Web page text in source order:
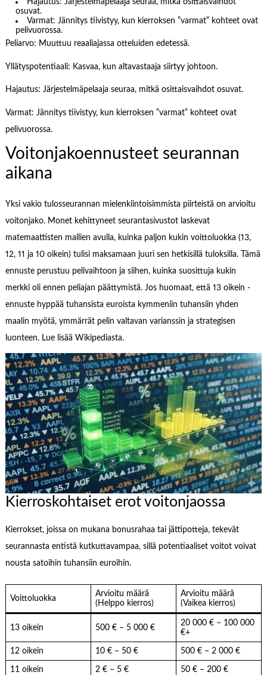
Hajautus: Järjestelmäpelaaja seuraa, mitkä osittaisvaihdot
osuvat.
Varmat: Jännitys tiivistyy, kun kierroksen ”varmat” kohteet ovat
pelivuorossa.
Peliarvo: Muuttuu reaaliajassa otteluiden edetessä.
Yllätyspotentiaali: Kasvaa, kun altavastaaja siirtyy johtoon.
Hajautus: Järjestelmäpelaaja seuraa, mitkä osittaisvaihdot osuvat.
Varmat: Jännitys tiivistyy, kun kierroksen ”varmat” kohteet ovat
pelivuorossa.
Voitonjakoennusteet seurannan
aikana
Yksi vakio tulosseurannan mielenkiintoisimmista piirteistä on arvioitu
voitonjako. Monet kehittyneet seurantasivustot laskevat
matemaattisten mallien avulla, kuinka paljon kukin voittoluokka (13,
12, 11 ja 10 oikein) tulisi maksamaan juuri sen hetkisillä tuloksilla. Tämä
ennuste perustuu pelivaihtoon ja siihen, kuinka suosittuja kukin
merkki oli ennen peliajan päättymistä. Jos huomaat, että 13 oikein -
ennuste hyppää tuhansista euroista kymmeniin tuhansiin yhden
maalin myötä, ymmärrät pelin valtavan varianssin ja strategisen
luonteen. Lue lisää Wikipediasta.
Kierroskohtaiset erot voitonjaossa
Kierrokset, joissa on mukana bonusrahaa tai jättipotteja, tekevät
seurannasta entistä kutkuttavampaa, sillä potentiaaliset voitot voivat
nousta satoihin tuhansiin euroihin.
Voittoluokka
Arvioitu määrä
(Helppo kierros)
Arvioitu määrä
(Vaikea kierros)
13 oikein 500 € – 5 000 €
20 000 € – 100 000
€+
12 oikein 10 € – 50 € 500 € – 2 000 €
11 oikein 2 € – 5 € 50 € – 200 €